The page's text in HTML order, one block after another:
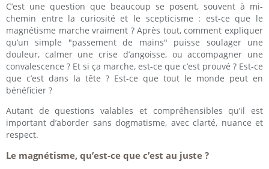
C’est une question que beaucoup se posent, souvent à mi-
chemin entre la curiosité et le scepticisme : est-ce que le
magnétisme marche vraiment ? Après tout, comment expliquer
qu’un simple "passement de mains" puisse soulager une
douleur, calmer une crise d’angoisse, ou accompagner une
convalescence ? Et si ça marche, est-ce que c’est prouvé ? Est-ce
que c’est dans la tête ? Est-ce que tout le monde peut en
bénéficier ?
Autant de questions valables et compréhensibles qu’il est
important d’aborder sans dogmatisme, avec clarté, nuance et
respect.
Le magnétisme, qu’est-ce que c’est au juste ?